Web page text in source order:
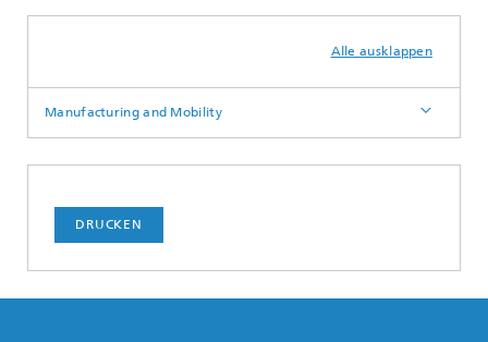
Alle ausklappen
Manufacturing and Mobility
DRUCKEN